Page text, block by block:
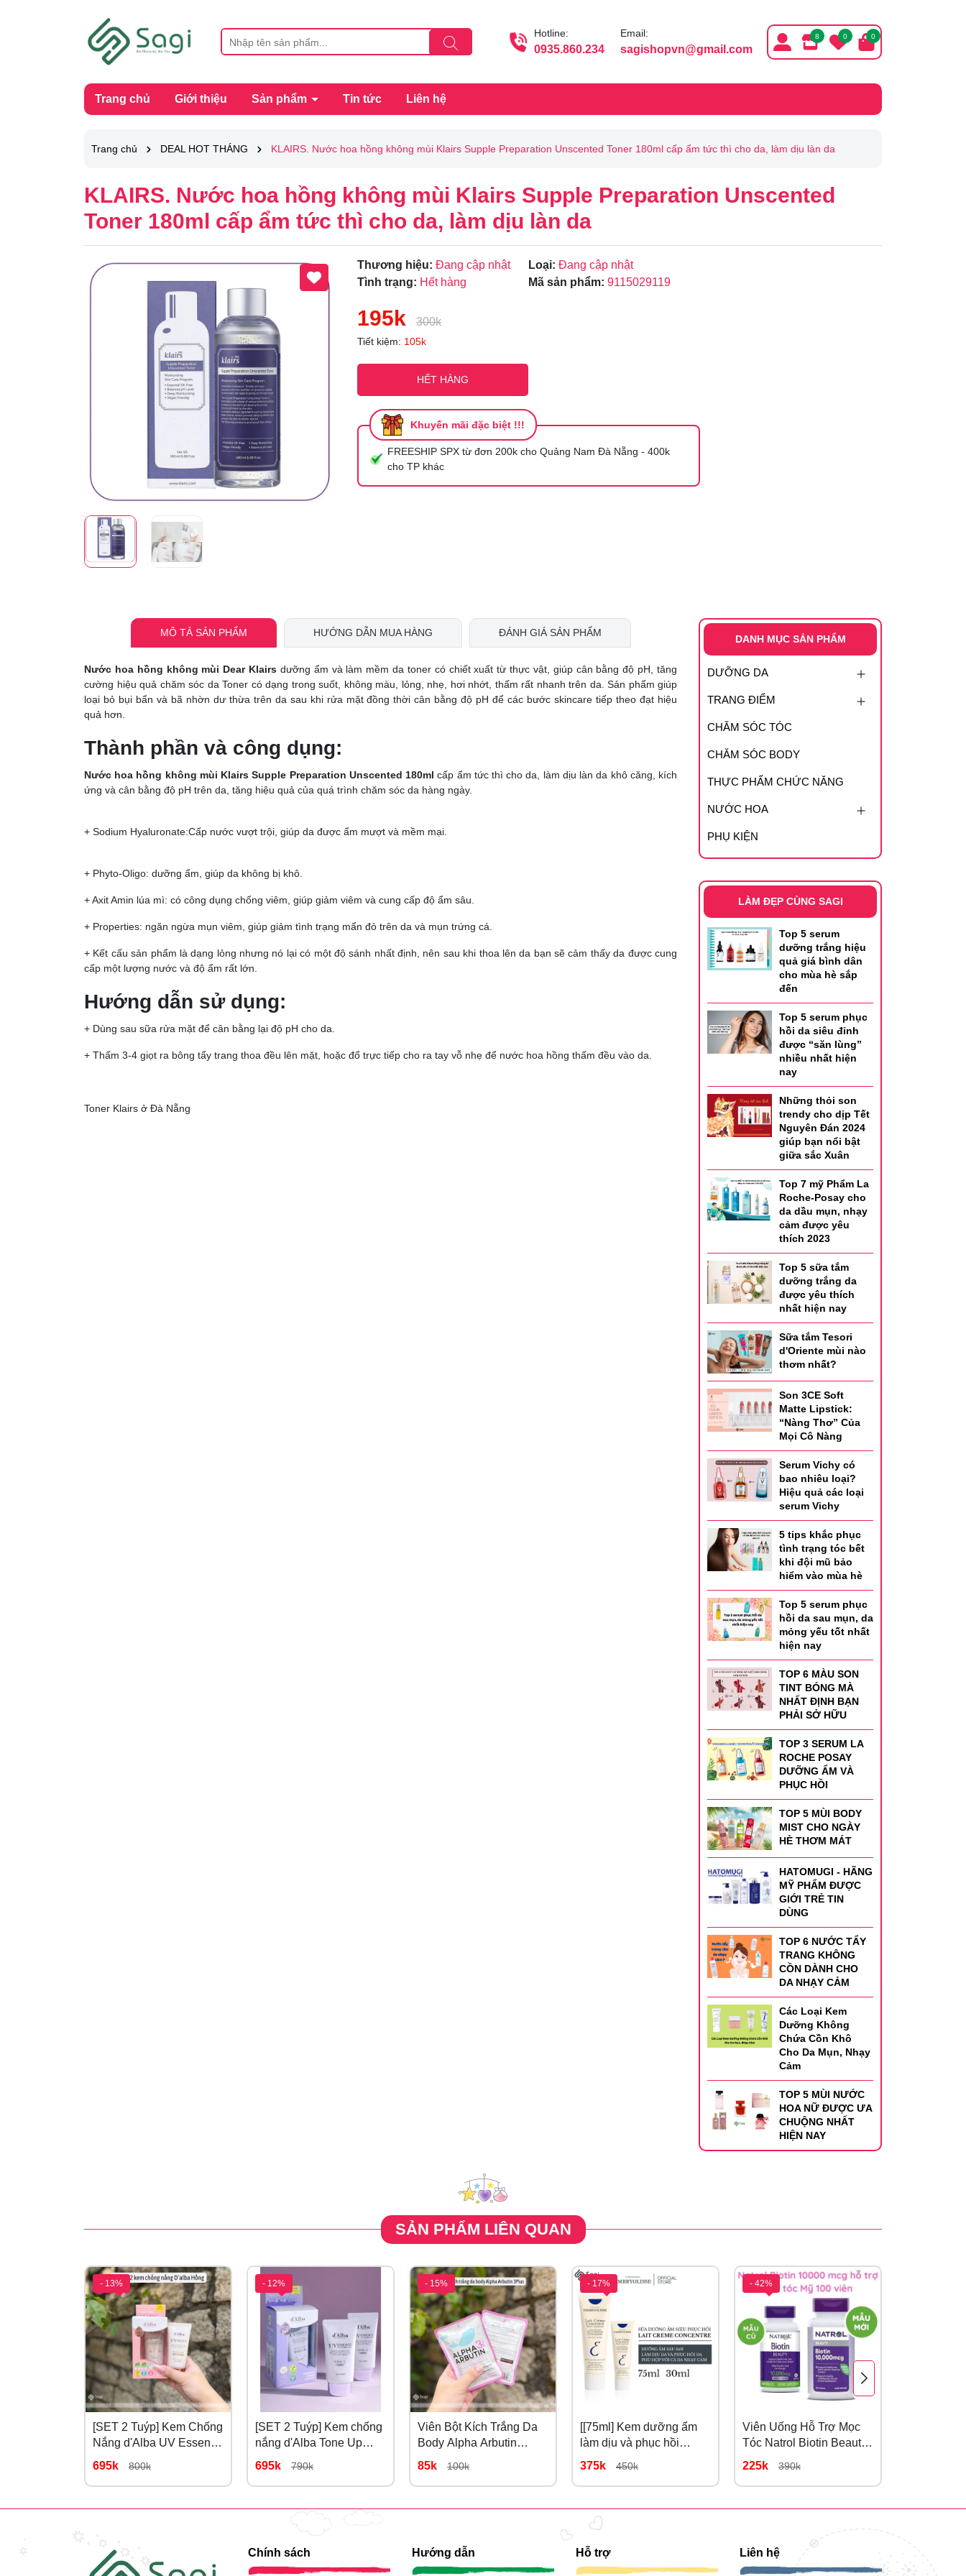
Hotline:
0935.860.234
Email:
sagishopvn@gmail.com
8 0 0
Trang chủ Giới thiệu Sản phẩm Tin tức Liên hệ
Trang chủ DEAL HOT THÁNG KLAIRS. Nước hoa hồng không mùi Klairs Supple Preparation Unscented Toner 180ml cấp ẩm tức thì cho da, làm dịu làn da
KLAIRS. Nước hoa hồng không mùi Klairs Supple Preparation Unscented
Toner 180ml cấp ẩm tức thì cho da, làm dịu làn da
Thương hiệu: Đang cập nhật Loại: Đang cập nhật
Tình trạng: Hết hàng Mã sản phẩm: 9115029119
195k 300k
Tiết kiệm: 105k
HẾT HÀNG
Khuyến mãi đặc biệt !!!
FREESHIP SPX từ đơn 200k cho Quảng Nam Đà Nẵng - 400k
cho TP khác
Điều kiện:
MÔ TẢ SẢN PHẨM HƯỚNG DẪN MUA HÀNG ĐÁNH GIÁ SẢN PHẨM
Nước hoa hồng không mùi Dear Klairs dưỡng ẩm và làm mềm da toner có chiết xuất từ thực vật, giúp cân bằng độ pH, tăng
cường hiệu quả chăm sóc da Toner có dạng trong suốt, không màu, lỏng, nhẹ, hơi nhớt, thấm rất nhanh trên da. Sản phẩm giúp
loại bỏ bụi bẩn và bã nhờn dư thừa trên da sau khi rửa mặt đồng thời cân bằng độ pH để các bước skincare tiếp theo đạt hiệu
quả hơn.
Thành phần và công dụng:
Nước hoa hồng không mùi Klairs Supple Preparation Unscented 180ml cấp ẩm tức thì cho da, làm dịu làn da khô căng, kích
ứng và cân bằng độ pH trên da, tăng hiệu quả của quá trình chăm sóc da hàng ngày.
+ Sodium Hyaluronate:Cấp nước vượt trội, giúp da được ẩm mượt và mềm mại.
+ Phyto-Oligo: dưỡng ẩm, giúp da không bị khô.
+ Axit Amin lúa mì: có công dụng chống viêm, giúp giảm viêm và cung cấp độ ẩm sâu.
+ Properties: ngăn ngừa mụn viêm, giúp giảm tình trạng mẩn đỏ trên da và mụn trứng cá.
+ Kết cấu sản phẩm là dạng lỏng nhưng nó lại có một độ sánh nhất định, nên sau khi thoa lên da bạn sẽ cảm thấy da được cung
cấp một lượng nước và độ ẩm rất lớn.
Hướng dẫn sử dụng:
+ Dùng sau sữa rửa mặt để cân bằng lại độ pH cho da.
+ Thấm 3-4 giọt ra bông tẩy trang thoa đều lên mặt, hoặc đổ trực tiếp cho ra tay vỗ nhẹ để nước hoa hồng thấm đều vào da.
Toner Klairs ở Đà Nẵng
DANH MỤC SẢN PHẨM
DƯỠNG DA
TRANG ĐIỂM
CHĂM SÓC TÓC
CHĂM SÓC BODY
THỰC PHẨM CHỨC NĂNG
NƯỚC HOA
PHỤ KIỆN
LÀM ĐẸP CÙNG SAGI
Top 5 serum
dưỡng trắng hiệu
quả giá bình dân
cho mùa hè sắp
đến
Top 5 serum phục
hồi da siêu đỉnh
được “săn lùng”
nhiều nhất hiện
nay
Những thỏi son
trendy cho dịp Tết
Nguyên Đán 2024
giúp bạn nổi bật
giữa sắc Xuân
Top 7 mỹ Phẩm La
Roche-Posay cho
da dầu mụn, nhạy
cảm được yêu
thích 2023
Top 5 sữa tắm
dưỡng trắng da
được yêu thích
nhất hiện nay
Sữa tắm Tesori
d'Oriente mùi nào
thơm nhất?
Son 3CE Soft
Matte Lipstick:
“Nàng Thơ” Của
Mọi Cô Nàng
Serum Vichy có
bao nhiêu loại?
Hiệu quả các loại
serum Vichy
5 tips khắc phục
tình trạng tóc bết
khi đội mũ bảo
hiểm vào mùa hè
Top 5 serum phục
hồi da sau mụn, da
mỏng yếu tốt nhất
hiện nay
TOP 6 MÀU SON
TINT BÓNG MÀ
NHẤT ĐỊNH BẠN
PHẢI SỞ HỮU
TOP 3 SERUM LA
ROCHE POSAY
DƯỠNG ẨM VÀ
PHỤC HỒI
TOP 5 MÙI BODY
MIST CHO NGÀY
HÈ THƠM MÁT
HATOMUGI - HÃNG
MỸ PHẨM ĐƯỢC
GIỚI TRẺ TIN
DÙNG
TOP 6 NƯỚC TẨY
TRANG KHÔNG
CỒN DÀNH CHO
DA NHẠY CẢM
Các Loại Kem
Dưỡng Không
Chứa Cồn Khô
Cho Da Mụn, Nhạy
Cảm
TOP 5 MÙI NƯỚC
HOA NỮ ĐƯỢC ƯA
CHUỘNG NHẤT
HIỆN NAY
SẢN PHẨM LIÊN QUAN
- 13%
[SET 2 Tuýp] Kem Chống
Nắng d'Alba UV Essence
Waterfull+ Tone Up Color
695k 800k
- 12%
[SET 2 Tuýp] Kem chống
nắng d'Alba Tone Up
Purple Correcting Nâng
Sắc Da
695k 790k
- 15%
Viên Bột Kích Trắng Da
Body Alpha Arbutin
3Plus PRECIOUS SKIN
85k 100k
- 17%
[[75ml] Kem dưỡng ẩm
làm dịu và phục hồi
Embryolisse 75ml
375k 450k
- 42%
Viên Uống Hỗ Trợ Mọc
Tóc Natrol Biotin Beauty
10000mcg Của Mỹ
225k 390k
Chính sách Hướng dẫn Hỗ trợ Liên hệ